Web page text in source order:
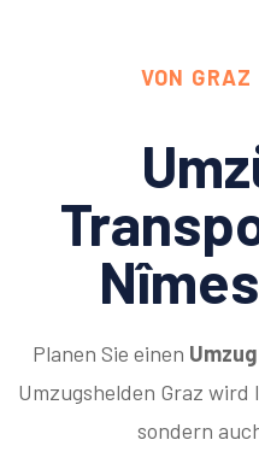
VON
Planen Sie einen
Umzugshelden Graz
sondern